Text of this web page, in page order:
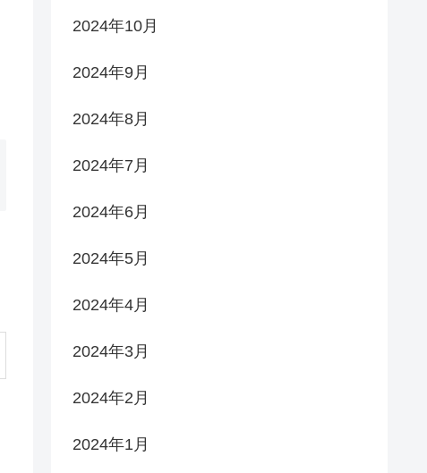
2024年10月
2024年9月
2024年8月
2024年7月
2024年6月
2024年5月
2024年4月
2024年3月
2024年2月
2024年1月